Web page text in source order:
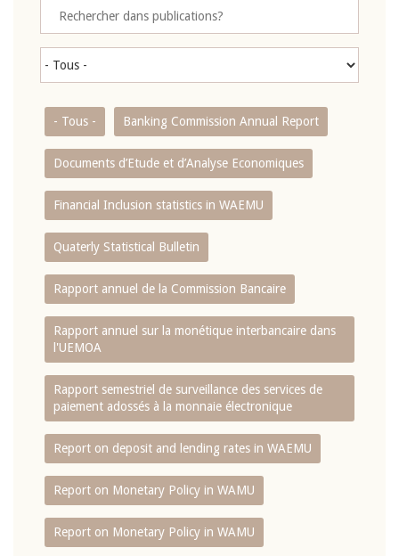
- Tous - Banking Commission Annual Report
Documents d’Etude et d’Analyse Economiques
Financial Inclusion statistics in WAEMU
Quaterly Statistical Bulletin
Rapport annuel de la Commission Bancaire
Rapport annuel sur la monétique interbancaire dans
l'UEMOA
Rapport semestriel de surveillance des services de
paiement adossés à la monnaie électronique
Report on deposit and lending rates in WAEMU
Report on Monetary Policy in WAMU
Report on Monetary Policy in WAMU